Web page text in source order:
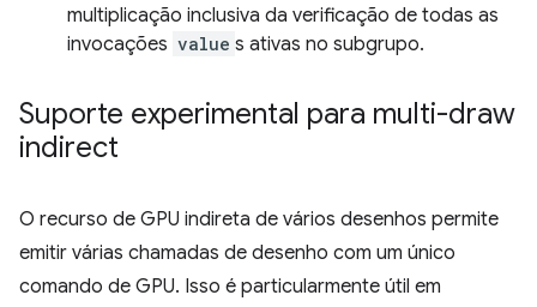
multiplicação inclusiva da verificação de todas as
invocações value s ativas no subgrupo.
Suporte experimental para multi-draw
indirect
O recurso de GPU indireta de vários desenhos permite
emitir várias chamadas de desenho com um único
comando de GPU. Isso é particularmente útil em